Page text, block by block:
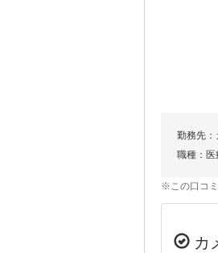
勤務先：
職種：医
※この口コミ
カ